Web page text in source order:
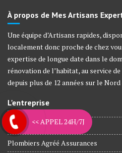
À propos de Mes Artisans
Une équipe d’Artisans rapides,
localement donc proche de chez
expertise de longue date dans le
rénovation de l’habitat, au service
depuis plus de 12 années sur le
L’entreprise
Nos métiers
Plombiers Agréé Assurances
<< APPEL 24H/7J